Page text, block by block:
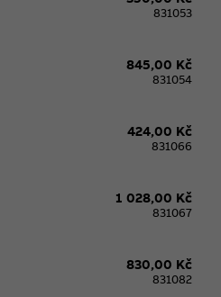
831053
845,00 Kč
831054
424,00 Kč
831066
1 028,00 Kč
831067
830,00 Kč
831082